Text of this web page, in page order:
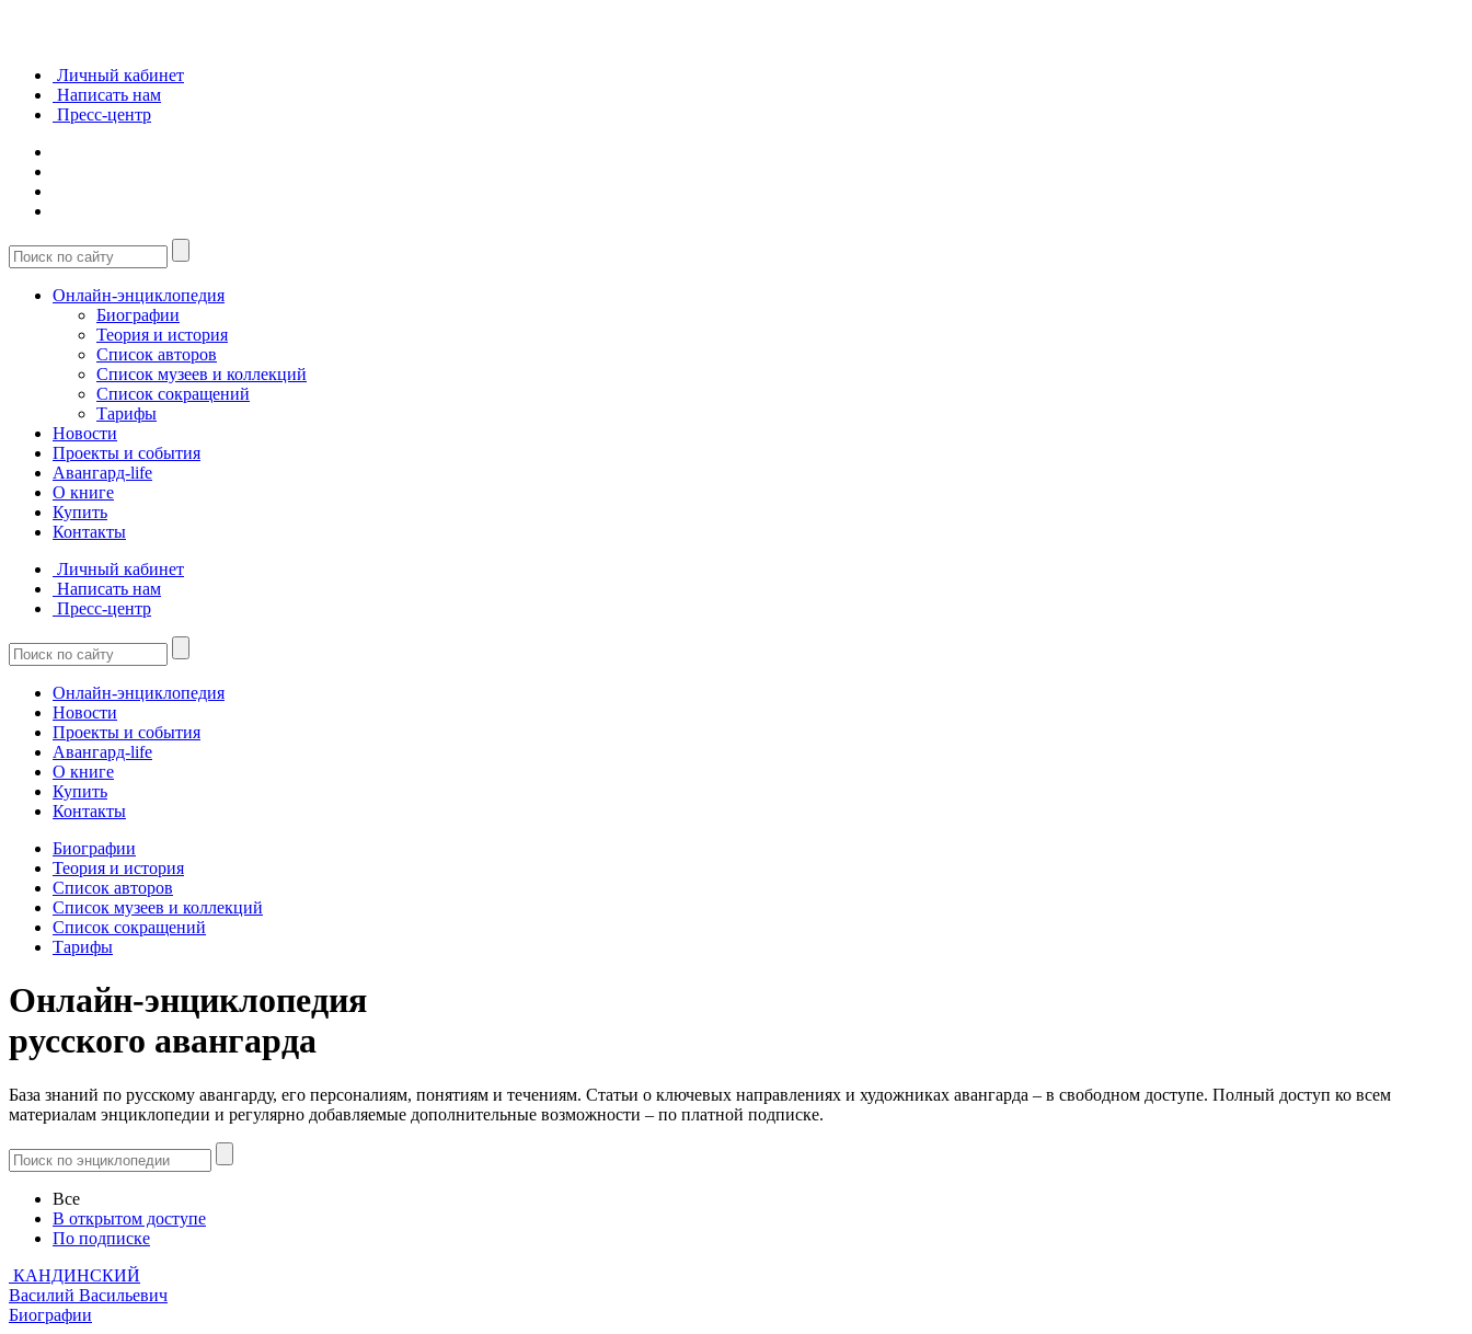
Личный кабинет
Написать нам
Пресс-центр
Онлайн-энциклопедия
Биографии
Теория и история
Список авторов
Список музеев и коллекций
Список сокращений
Тарифы
Новости
Проекты и события
Авангард-life
О книге
Купить
Контакты
Личный кабинет
Написать нам
Пресс-центр
Онлайн-энциклопедия
Новости
Проекты и события
Авангард-life
О книге
Купить
Контакты
Биографии
Теория и история
Список авторов
Список музеев и коллекций
Список сокращений
Тарифы
Онлайн-энциклопедия
русского авангарда
База знаний по русскому авангарду, его персоналиям, понятиям и течениям. Статьи о ключевых направлениях и художниках авангарда – в свободном доступе. Полный доступ ко всем
материалам энциклопедии и регулярно добавляемые дополнительные возможности – по платной подписке.
Все
В открытом доступе
По подписке
КАНДИНСКИЙ
Василий Васильевич
Биографии